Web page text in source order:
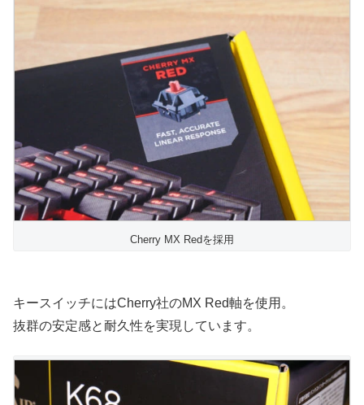
Cherry MX Redを採用
キースイッチにはCherry社のMX Red軸を使用。
抜群の安定感と耐久性を実現しています。